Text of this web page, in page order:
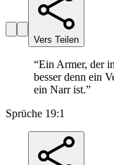
Vers Teilen
“Ein Armer, der
besser denn ein
ein Narr ist.”
Sprüche 19:1